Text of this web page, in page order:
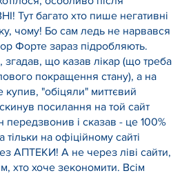
Тут багато хто пише негативні
чому! Бо сам ледь не нарвався
Форте зараз підробляють.
згадав, що казав лікар (що треба
покращення стану), а на
купив, "обіцяли" миттєвий
посилання на той сайт
передзвонив і сказав - це 100%
на офіційному сайті
АПТЕКИ! А не через ліві сайти,
хто хоче зекономити. Всім